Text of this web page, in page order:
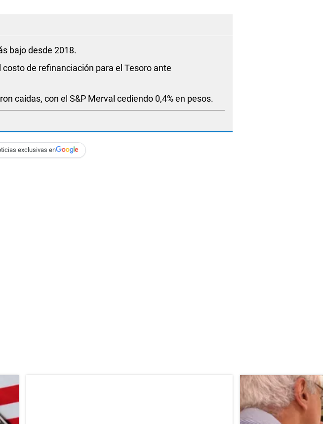
bajo desde 2018.
costo de refinanciación para el Tesoro ante
caídas, con el S&P Merval cediendo 0,4% en pesos.
exclusivas en